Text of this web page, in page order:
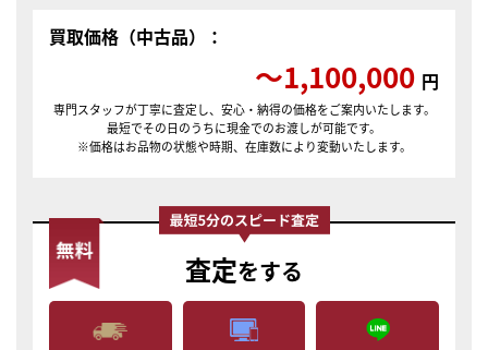
買取価格（中古品）：
〜1,100,000 円
専門スタッフが丁寧に査定し、安心・納得の価格をご案内いたします。
最短でその日のうちに現金でのお渡しが可能です。
※価格はお品物の状態や時期、在庫数により変動いたします。
査定をする